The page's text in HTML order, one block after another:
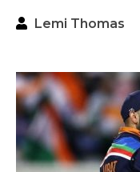
Lemi Thomas